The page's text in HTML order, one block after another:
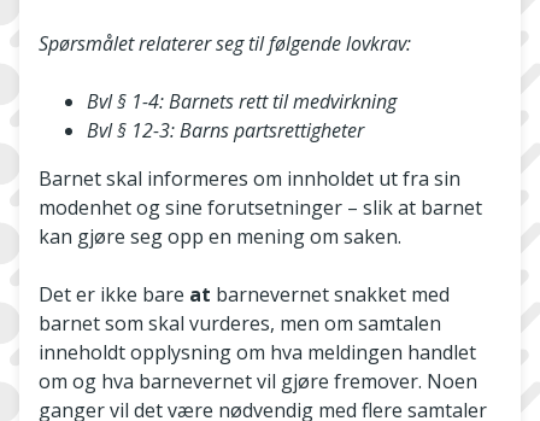
Spørsmålet relaterer seg til følgende lovkrav:
Bvl § 1-4: Barnets rett til medvirkning
Bvl § 12-3: Barns partsrettigheter
Barnet skal informeres om innholdet ut fra sin
modenhet og sine forutsetninger – slik at barnet
kan gjøre seg opp en mening om saken.
Det er ikke bare at barnevernet snakket med
barnet som skal vurderes, men om samtalen
inneholdt opplysning om hva meldingen handlet
om og hva barnevernet vil gjøre fremover. Noen
ganger vil det være nødvendig med flere samtaler